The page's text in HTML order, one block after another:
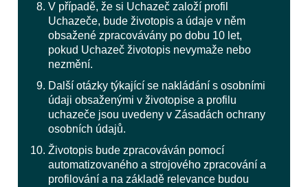
V případě, že si Uchazeč založí profil
Uchazeče, bude životopis a údaje v něm
obsažené zpracovávány po dobu 10 let,
pokud Uchazeč životopis nevymaže nebo
nezmění.
Další otázky týkající se nakládání s osobními
údaji obsaženými v životopise a profilu
uchazeče jsou uvedeny v Zásadách ochrany
osobních údajů.
Životopis bude zpracováván pomocí
automatizovaného a strojového zpracování a
profilování a na základě relevance budou